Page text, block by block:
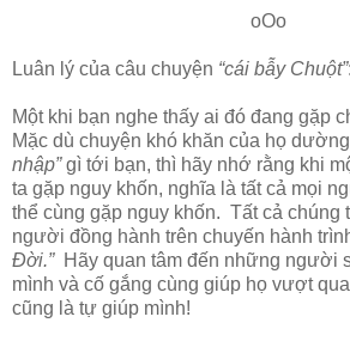
oOo
Luân lý của câu chuyện “cái bẫy Chuột”:
Một khi bạn nghe thấy ai đó đang gặp
Mặc dù chuyện khó khăn của họ
nhập”gì tới bạn, thì hãy nhớ rằng khi
ta gặp nguy khốn, nghĩa là tất cả mọi
thể cùng gặp nguy khốn. Tất cả chúng
người đồng hành trên chuyến hành
Đời.” Hãy quan tâm đến những người
mình và cố gắng cùng giúp họ vượt
cũng là tự giúp mình!